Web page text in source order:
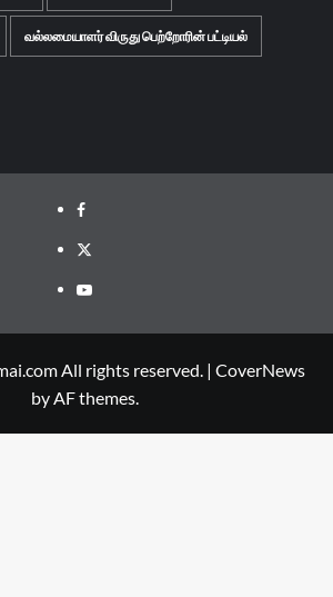
வல்லமையாளர் விருது பெற்றோரின் பட்டியல்
Facebook
Twitter
Youtube
All rights reserved. | CoverNews
by AF themes.